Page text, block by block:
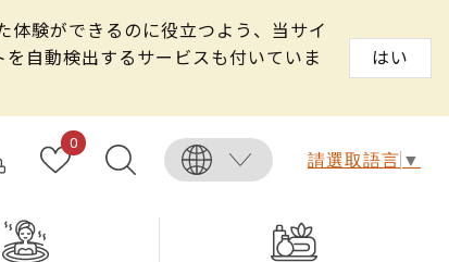
験ができるのに役立つよう、当サイ
自動検出するサービスも付いていま
はい
0
請選取語言 ▼